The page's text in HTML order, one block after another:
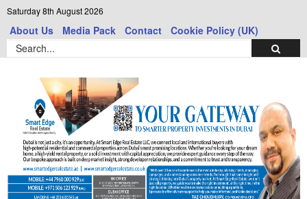
Saturday 8th August 2026
About Us Media Pack Contact Cookie Policy (UK)